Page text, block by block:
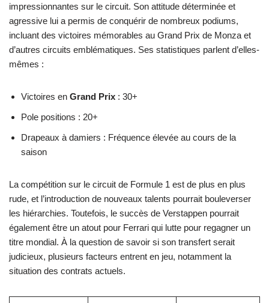
impressionnantes sur le circuit. Son attitude déterminée et
agressive lui a permis de conquérir de nombreux podiums,
incluant des victoires mémorables au Grand Prix de Monza et
d’autres circuits emblématiques. Ses statistiques parlent d’elles-
mêmes :
Victoires en Grand Prix : 30+
Pole positions : 20+
Drapeaux à damiers : Fréquence élevée au cours de la
saison
La compétition sur le circuit de Formule 1 est de plus en plus
rude, et l’introduction de nouveaux talents pourrait bouleverser
les hiérarchies. Toutefois, le succès de Verstappen pourrait
également être un atout pour Ferrari qui lutte pour regagner un
titre mondial. À la question de savoir si son transfert serait
judicieux, plusieurs facteurs entrent en jeu, notamment la
situation des contrats actuels.